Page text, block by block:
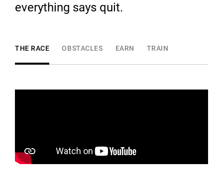
everything says quit.
THE RACE OBSTACLES EARN TRAIN